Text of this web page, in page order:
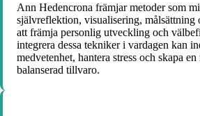
Ann Hedencrona främjar metoder som
självreflektion, visualisering, målsättning
att främja personlig utveckling och
integrera dessa tekniker i vardagen kan
medvetenhet, hantera stress och skapa
balanserad tillvaro.